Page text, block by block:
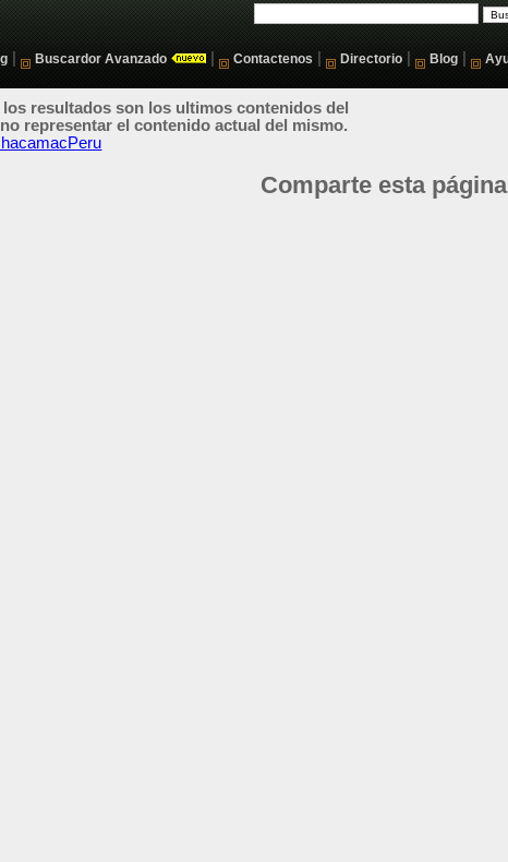
Buscardor Avanzado Contactenos Directorio Blog
resultados son los ultimos contenidos del
representar el contenido actual del mismo.
Comparte esta